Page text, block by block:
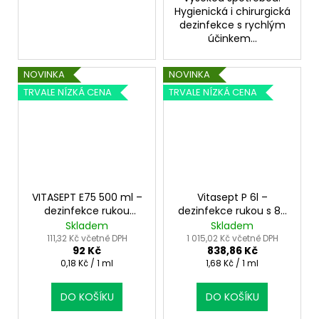
Hygienická i chirurgická
dezinfekce s rychlým
účinkem...
NOVINKA
TRVALE NÍZKÁ CENA
VITASEPT E75 500 ml –
dezinfekce rukou
ethanol 80 %
Skladem
111,32 Kč včetně DPH
92 Kč
Měrná
0,18 Kč / 1 ml
DO KOŠÍKU
NOVINKA
TRVALE NÍZKÁ CENA
Vitasept P 6l –
dezinfekce rukou s 80
% ethanolu
Skladem
1 015,02 Kč včetně DPH
838,86 Kč
Měrná
1,68 Kč / 1 ml
DO KOŠÍKU